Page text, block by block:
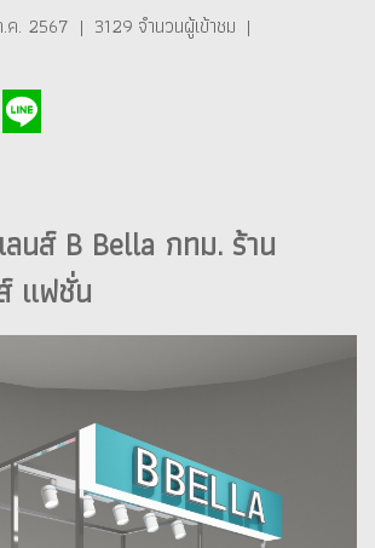
ค. 2567 | 3129 จำนวนผู้เข้าชม |
นส์ B Bella กทม. ร้าน
แฟชั่น